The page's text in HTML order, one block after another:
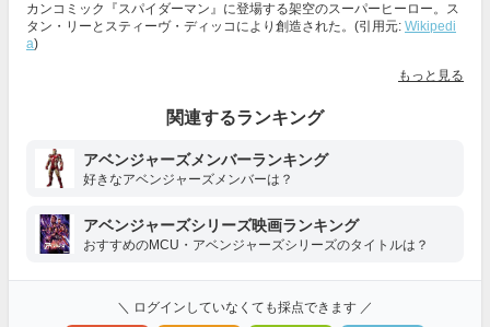
カンコミック『スパイダーマン』に登場する架空のスーパーヒーロー。ス
タン・リーとスティーヴ・ディッコにより創造された。(引用元: Wikipedi
a)
もっと見る
関連するランキング
アベンジャーズメンバーランキング
好きなアベンジャーズメンバーは？
アベンジャーズシリーズ映画ランキング
おすすめのMCU・アベンジャーズシリーズのタイトルは？
＼ ログインしていなくても採点できます ／